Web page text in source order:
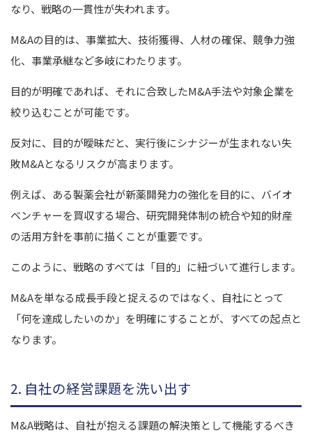
なり、戦略の一貫性が失われます。
M&Aの目的は、事業拡大、技術獲得、人材の確保、競争力強
化、事業承継など多岐にわたります。
目的が明確であれば、それに合致したM&A手法や対象企業を
絞り込むことが可能です。
反対に、目的が曖昧だと、実行後にシナジーが生まれない失
敗M&Aとなるリスクが高まります。
例えば、ある製薬会社が新薬開発力の強化を目的に、バイオ
ベンチャーを買収する場合、研究開発体制の統合や知的財産
の活用方針を事前に描くことが重要です。
このように、戦略のすべては「目的」に紐づいて進行します。
M&Aを単なる成長手段と捉えるのではなく、自社にとって
「何を達成したいのか」を明確にすることが、すべての起点と
なります。
2. 自社の経営課題を洗い出す
M&A戦略は、自社が抱える課題の解決策として機能するべき